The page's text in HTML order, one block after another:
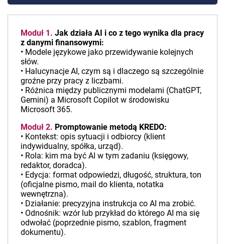
Moduł 1. Jak działa AI i co z tego wynika dla pracy
z danymi finansowymi:
• Modele językowe jako przewidywanie kolejnych
słów.
• Halucynacje AI, czym są i dlaczego są szczególnie
groźne przy pracy z liczbami.
• Różnica między publicznymi modelami (ChatGPT,
Gemini) a Microsoft Copilot w środowisku
Microsoft 365.
Moduł 2. Promptowanie metodą KREDO:
• Kontekst: opis sytuacji i odbiorcy (klient
indywidualny, spółka, urząd).
• Rola: kim ma być AI w tym zadaniu (księgowy,
redaktor, doradca).
• Edycja: format odpowiedzi, długość, struktura, ton
(oficjalne pismo, mail do klienta, notatka
wewnętrzna).
• Działanie: precyzyjna instrukcja co AI ma zrobić.
• Odnośnik: wzór lub przykład do którego AI ma się
odwołać (poprzednie pismo, szablon, fragment
dokumentu).